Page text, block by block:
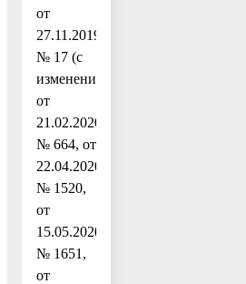
от
27.11.2019
№ 17 (с
изменениями
от
21.02.2020
№ 664, от
22.04.2020
№ 1520,
от
15.05.2020
№ 1651,
от